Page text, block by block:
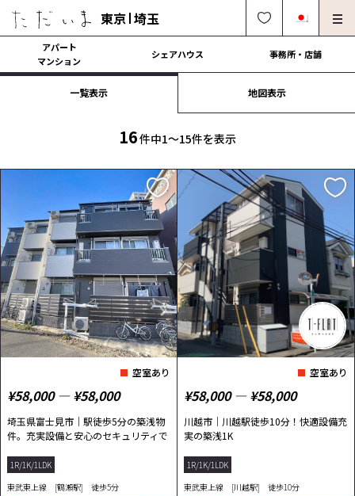
東京 埼玉
中文可 English OK 0120-249-900
オーナー様向け・管理募集
法人社宅でのご利用
契約の流れ
運営会社
アパート
マンション
シェアハウス 事務所・店舗
一覧表示 地図表示
16件中1〜15件を表示
空室あり
¥58,000 ― ¥58,000
埼玉県富士見市｜駅徒歩5分の築浅物
件。充実設備と安心のセキュリティで
1R/1K/1LDK
東武東上線 [鶴瀬駅] 徒歩5分
空室あり
¥58,000 ― ¥58,000
川越市｜川越駅徒歩10分！快適設備充
実の築浅1K
1R/1K/1LDK
東武東上線 [川越駅] 徒歩10分